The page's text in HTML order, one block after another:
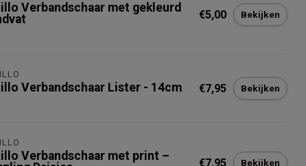
Verbandschaar met gekleurd
€5,00 Bekijken
Verbandschaar Lister - 14cm €7,95 Bekijken
Verbandschaar met print –
€7,95 Bekijken